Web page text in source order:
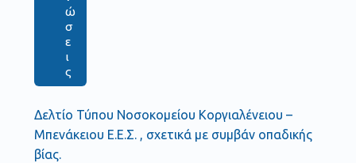
ώ
σ
ε
ι
ς
Δελτίο Τύπου Νοσοκομείου Κοργιαλένειου –
Μπενάκειου Ε.Ε.Σ. , σχετικά με συμβάν οπαδικής
βίας.